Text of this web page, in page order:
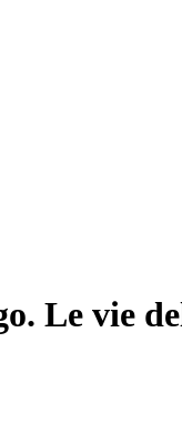
Le vie